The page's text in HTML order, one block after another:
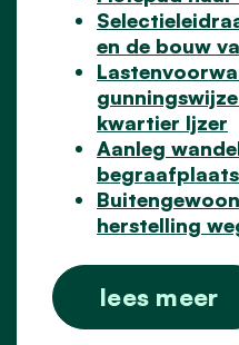
en de bouw
kwartier Ijzer
Aanleg
herstelling
lees meer